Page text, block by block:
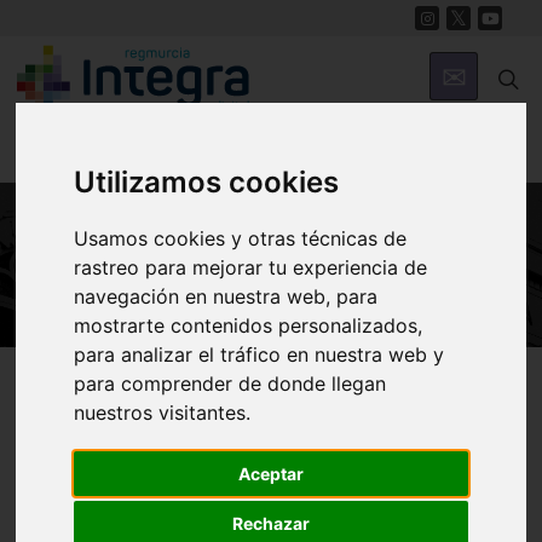
Utilizamos cookies
Usamos cookies y otras técnicas de
rastreo para mejorar tu experiencia de
navegación en nuestra web, para
mostrarte contenidos personalizados,
para analizar el tráfico en nuestra web y
para comprender de donde llegan
nuestros visitantes.
Aceptar
Rechazar
ARTE Y CULTURA
Región de Murcia Digital Arte y Cultura
Murcia. I Transmedia